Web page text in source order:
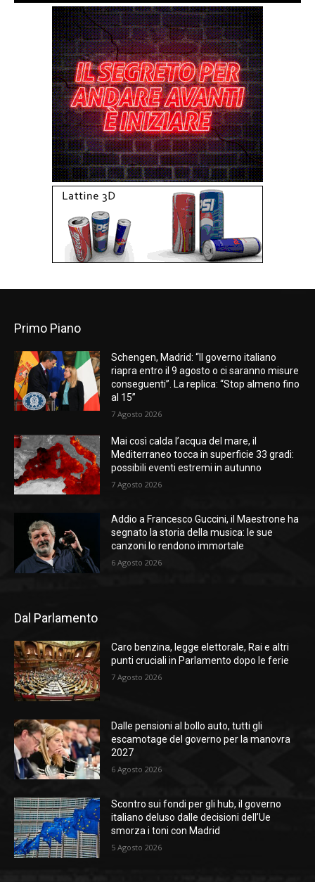
Primo Piano
Schengen, Madrid: “Il governo italiano
riapra entro il 9 agosto o ci saranno misure
conseguenti”. La replica: “Stop almeno fino
al 15”
7 Agosto 2026
Mai così calda l’acqua del mare, il
Mediterraneo tocca in superficie 33 gradi:
possibili eventi estremi in autunno
7 Agosto 2026
Addio a Francesco Guccini, il Maestrone ha
segnato la storia della musica: le sue
canzoni lo rendono immortale
6 Agosto 2026
Dal Parlamento
Caro benzina, legge elettorale, Rai e altri
punti cruciali in Parlamento dopo le ferie
7 Agosto 2026
Dalle pensioni al bollo auto, tutti gli
escamotage del governo per la manovra
2027
6 Agosto 2026
Scontro sui fondi per gli hub, il governo
italiano deluso dalle decisioni dell’Ue
smorza i toni con Madrid
5 Agosto 2026